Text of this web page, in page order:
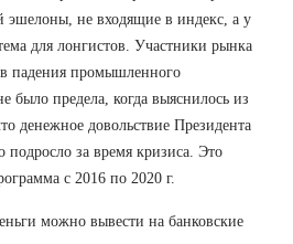
эшелоны, не входящие в индекс, а у
для лонгистов. Участники рынка
падения промышленного
было предела, когда выяснилось из
денежное довольствие Президента
подросло за время кризиса. Это
с 2016 по 2020 г.
можно вывести на банковские